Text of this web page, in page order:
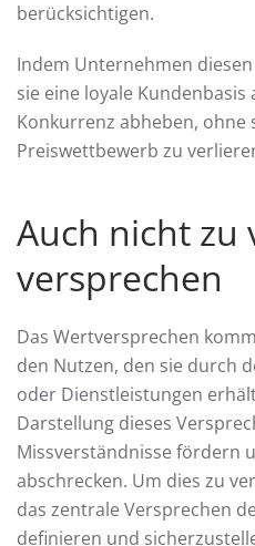
berücksichtigen.
Indem Unternehmen
sie eine loyale
Konkurrenz abheben, ohne
Preiswettbewerb zu
Auch nicht zu
versprechen
Das Wertversprechen
den Nutzen, den sie durch
oder Dienstleistungen
Darstellung dieses
Missverständnisse fördern
abschrecken. Um dies zu
das zentrale Versprechen
definieren und